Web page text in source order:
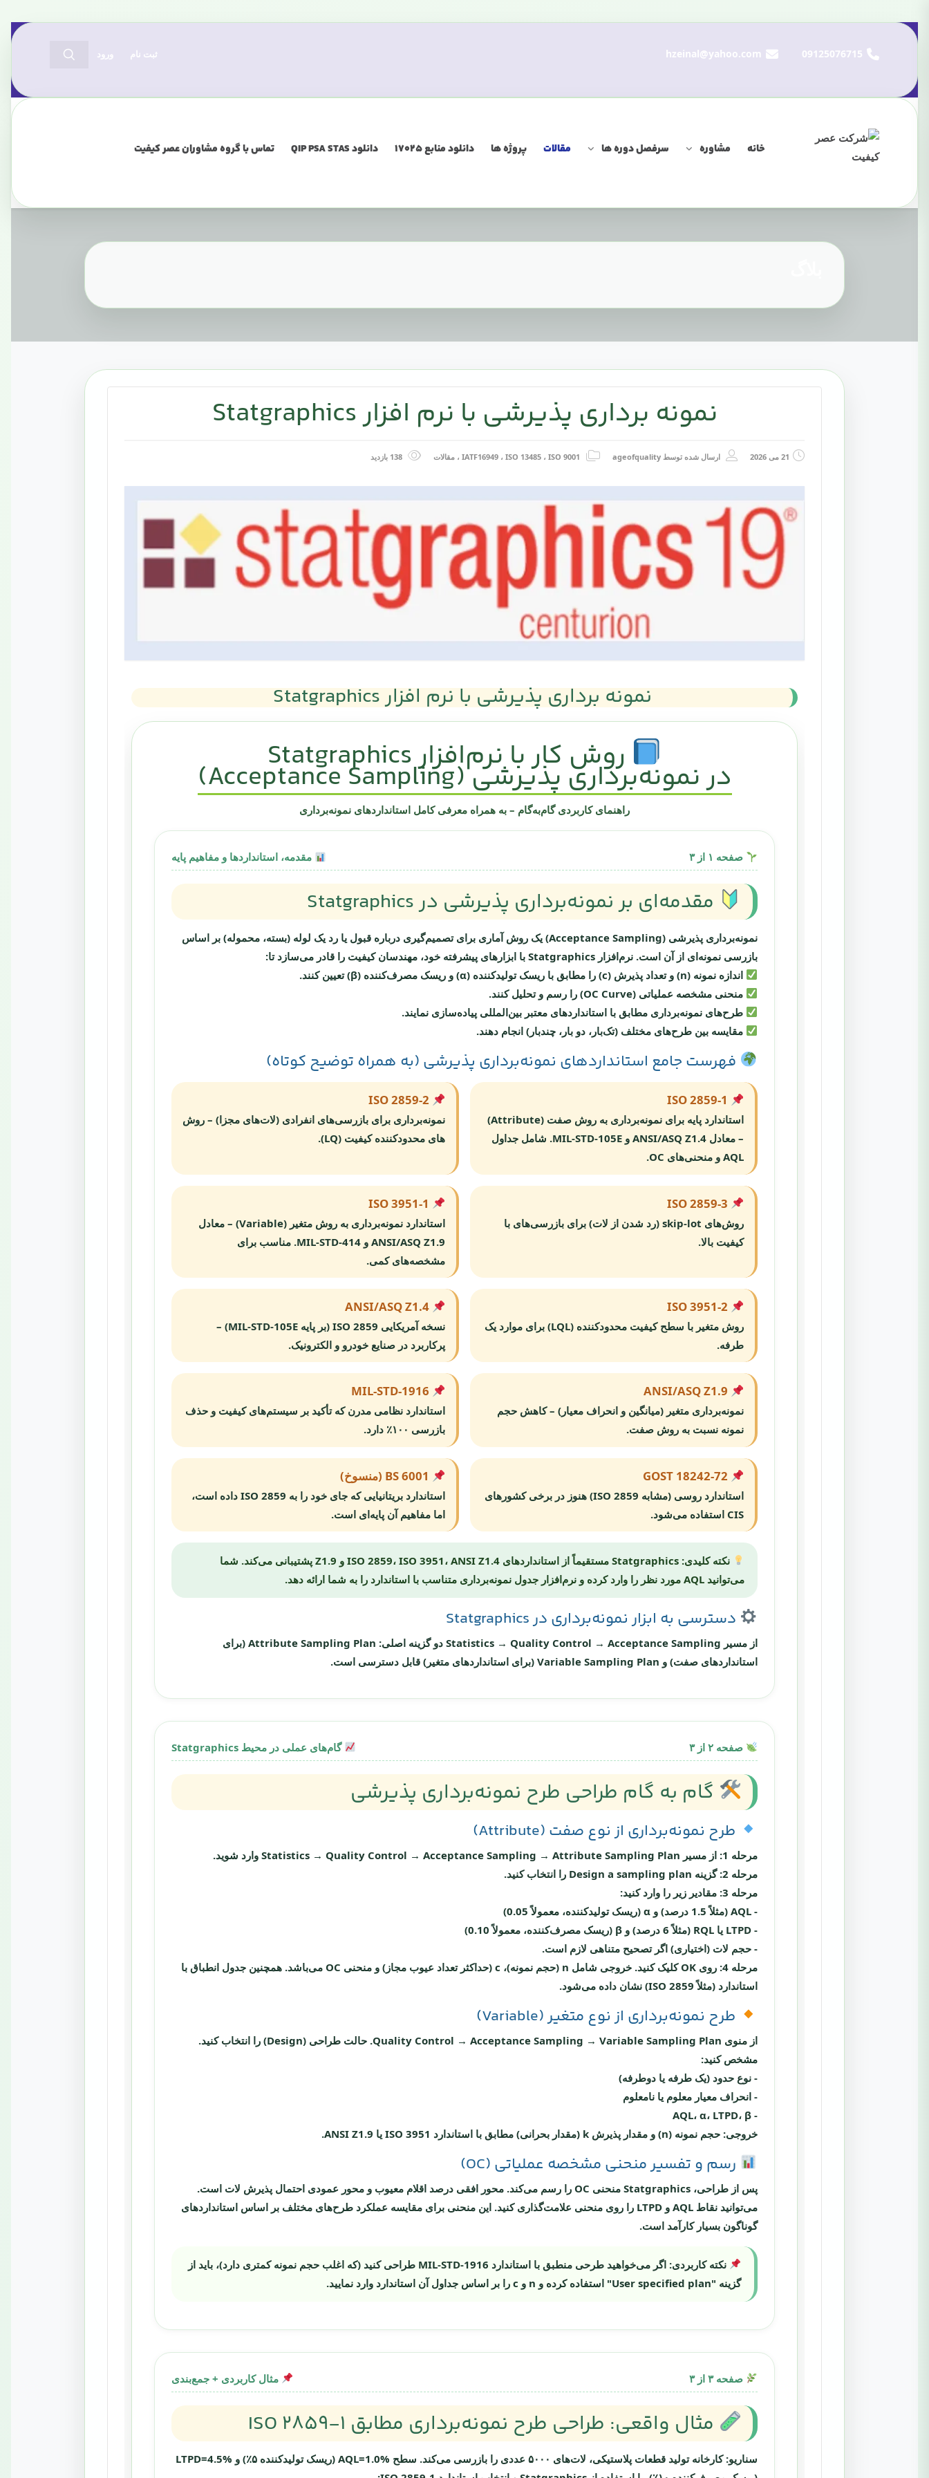
09125076715
hzeinal@yahoo.com ثبت نام ورود
خانه مشاوره سرفصل دوره ها مقالات پروژه ها دانلود منابع 17025 دانلود QIP PSA STAS تماس با گروه مشاوران عصر کیفیت
نمونه برداری پذیرشی با نرم افزار Statgraphics
21 می 2026 ارسال شده توسط ageofquality
IATF16949 ، ISO 13485 ، ISO 9001 ، مقالات
نمونه برداری پذیرشی با نرم افزار Statgraphics
روش کار با نرم‌افزار Statgraphics
در نمونه‌برداری پذیرشی (Acceptance Sampling)
راهنمای کاربردی گام‌به‌گام – به همراه معرفی کامل استانداردهای نمونه‌برداری
صفحه ۱ از ۳ مقدمه، استانداردها و مفاهیم پایه
مقدمه‌ای بر نمونه‌برداری پذیرشی در Statgraphics
نمونه‌برداری پذیرشی (Acceptance Sampling) یک روش آماری برای تصمیم‌گیری درباره قبول یا رد یک لوله (بسته، محموله) بر اساس
بازرسی نمونه‌ای از آن است. نرم‌افزار Statgraphics با ابزارهای پیشرفته خود، مهندسان کیفیت را قادر می‌سازد تا:
اندازه نمونه (n) و تعداد پذیرش (c) را مطابق با ریسک تولیدکننده (α) و ریسک مصرف‌کننده (β) تعیین کنند.
منحنی مشخصه عملیاتی (OC Curve) را رسم و تحلیل کنند.
طرح‌های نمونه‌برداری مطابق با استانداردهای معتبر بین‌المللی پیاده‌سازی نمایند.
مقایسه بین طرح‌های مختلف (تک‌بار، دو بار، چندبار) انجام دهند.
فهرست جامع استانداردهای نمونه‌برداری پذیرشی (به همراه توضیح کوتاه)
استاندارد پایه برای نمونه‌برداری به روش صفت (Attribute)
– معادل ANSI/ASQ Z1.4 و MIL-STD-105E. شامل جداول
AQL و منحنی‌های OC.
نمونه‌برداری برای بازرسی‌های انفرادی (لات‌های مجزا) – روش
های محدودکننده کیفیت (LQ).
روش‌های skip-lot (رد شدن از لات) برای بازرسی‌های با
کیفیت بالا.
استاندارد نمونه‌برداری به روش متغیر (Variable) – معادل
ANSI/ASQ Z1.9 و MIL-STD-414. مناسب برای
مشخصه‌های کمی.
روش متغیر با سطح کیفیت محدودکننده (LQL) برای موارد یک
طرفه.
ANSI/ASQ Z1.4
نسخه آمریکایی ISO 2859 (بر پایه MIL-STD-105E) –
پرکاربرد در صنایع خودرو و الکترونیک.
نمونه‌برداری متغیر (میانگین و انحراف معیار) – کاهش حجم
نمونه نسبت به روش صفت.
استاندارد نظامی مدرن که تأکید بر سیستم‌های کیفیت و حذف
بازرسی ۱۰۰٪ دارد.
استاندارد روسی (مشابه ISO 2859) هنوز در برخی کشورهای
CIS استفاده می‌شود.
استاندارد بریتانیایی که جای خود را به ISO 2859 داده است،
اما مفاهیم آن پایه‌ای است.
نکته کلیدی:
Statgraphics مستقیماً از استانداردهای ISO 2859، ISO 3951، ANSI Z1.4 و Z1.9 پشتیبانی می‌کند. شما
می‌توانید AQL مورد نظر را وارد کرده و نرم‌افزار جدول نمونه‌برداری متناسب با استاندارد را به شما ارائه دهد.
دسترسی به ابزار نمونه‌برداری در Statgraphics
از مسیر Statistics → Quality Control → Acceptance Sampling دو گزینه اصلی: Attribute Sampling Plan (برای
استانداردهای صفت) و Variable Sampling Plan (برای استانداردهای متغیر) قابل دسترسی است.
صفحه ۲ از ۳ گام‌های عملی در محیط Statgraphics
گام به گام طراحی طرح نمونه‌برداری پذیرشی
طرح نمونه‌برداری از نوع صفت (Attribute)
مرحله 1: از مسیر Statistics → Quality Control → Acceptance Sampling → Attribute Sampling Plan وارد شوید.
مرحله 2:
گزینه Design a sampling plan را انتخاب کنید.
مرحله 3:
مقادیر زیر را وارد کنید:
- AQL (مثلاً 1.5 درصد) و α (ریسک تولیدکننده، معمولاً 0.05)
- LTPD یا RQL (مثلاً 6 درصد) و β (ریسک مصرف‌کننده، معمولاً 0.10)
- حجم لات (اختیاری) اگر تصحیح متناهی لازم است.
مرحله 4:
روی OK کلیک کنید. خروجی شامل n (حجم نمونه)، c (حداکثر تعداد عیوب مجاز) و منحنی OC می‌باشد. همچنین جدول انطباق با
استاندارد (مثلاً ISO 2859) نشان داده می‌شود.
طرح نمونه‌برداری از نوع متغیر (Variable)
از منوی Quality Control → Acceptance Sampling → Variable Sampling Plan
. حالت طراحی (Design) را انتخاب کنید.
مشخص کنید:
- نوع حدود (یک طرفه یا دوطرفه)
- انحراف معیار معلوم یا نامعلوم
- AQL، α، LTPD، β
خروجی: حجم نمونه (n) و مقدار پذیرش k (مقدار بحرانی) مطابق با استاندارد ISO 3951 یا ANSI Z1.9.
رسم و تفسیر منحنی مشخصه عملیاتی (OC)
پس از طراحی، Statgraphics منحنی OC را رسم می‌کند. محور افقی درصد اقلام معیوب و محور عمودی احتمال پذیرش لات است.
می‌توانید نقاط AQL و LTPD را روی منحنی علامت‌گذاری کنید. این منحنی برای مقایسه عملکرد طرح‌های مختلف بر اساس استانداردهای
گوناگون بسیار کارآمد است.
نکته کاربردی:
اگر می‌خواهید طرحی منطبق با استاندارد MIL-STD-1916 طراحی کنید (که اغلب حجم نمونه کمتری دارد)، باید از
گزینه "User specified plan" استفاده کرده و n و c را بر اساس جداول آن استاندارد وارد نمایید.
صفحه ۳ از ۳ مثال کاربردی + جمع‌بندی
مثال واقعی: طراحی طرح نمونه‌برداری مطابق ISO 2859-1
سناریو:
کارخانه تولید قطعات پلاستیکی، لات‌های ۵۰۰۰ عددی را بازرسی می‌کند. سطح AQL=1.0% (ریسک تولیدکننده ۵٪) و LTPD=4.5%